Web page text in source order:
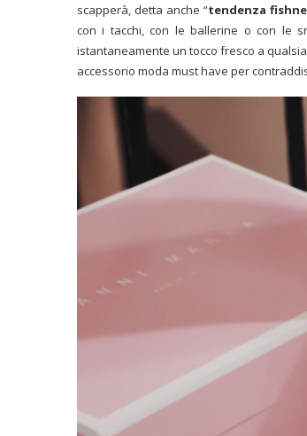
scapperà, detta anche “tendenza
con i tacchi, con le ballerine o con le
istantaneamente un tocco fresco a
accessorio moda must have per